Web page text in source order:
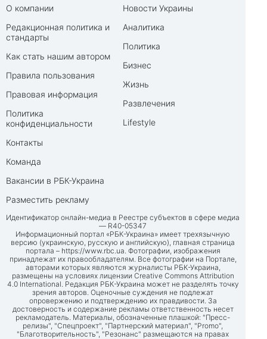
О компании
Редакционная политика и
стандарты
Как стать нашим автором
Правила пользования
Правовая информация
Политика
конфиденциальности
Контакты
Команда
Вакансии в РБК-Украина
Разместить рекламу
Новости Украины
Аналитика
Политика
Бизнес
Жизнь
Развлечения
Lifestyle
Идентификатор онлайн-медиа в Реестре субъектов в сфере медиа
— R40-05347
Информационный портал «РБК-Украина» имеет трехязычную
версию (украинскую, русскую и английскую), главная страница
портала – https://www.rbc.ua. Фотографии, изображения
принадлежат их правообладателям. Все фотографии на Портале,
авторами которых являются журналисты РБК-Украина,
размещены на условиях лицензии Creative Commons Attribution
4.0 International. Редакция РБК-Украина может не разделять точку
зрения авторов. Оценочные суждения не подлежат
опровержению и подтверждению их правдивости. За
достоверность и содержание рекламы ответственность несет
рекламодатель. Материалы, обозначенные плашкой: "Пресс-
релизы", "Спецпроект", "Партнерский материал", "Promo",
"Благотворительность", "Резонанс" размещаются на правах